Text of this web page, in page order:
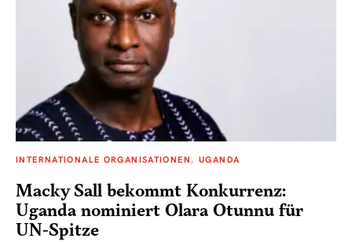
INTERNATIONALE ORGANISATIONEN UGANDA
Macky Sall bekommt Konkurrenz:
Uganda nominiert Olara Otunnu für
UN-Spitze